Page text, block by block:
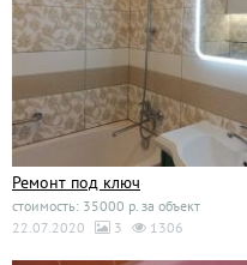
Ремонт под ключ
стоимость: 35000 р. за объект
22.07.2020
3 1306